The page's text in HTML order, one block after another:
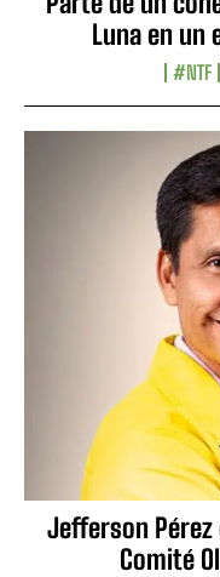
Luna en
#NTF
Jefferson
Comité